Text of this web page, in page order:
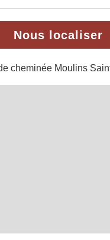
Nous localiser
cheminée Moulins